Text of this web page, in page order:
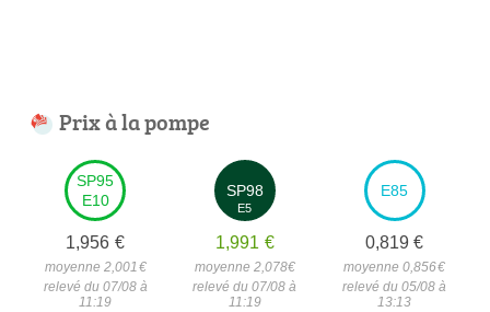
Prix à la pompe
SP95
E10
1,956 €
moyenne 2,001€
relevé du 07/08 à
11:19
SP98
E5
1,991 €
moyenne 2,078€
relevé du 07/08 à
11:19
E85
0,819 €
moyenne 0,856€
relevé du 05/08 à
13:13